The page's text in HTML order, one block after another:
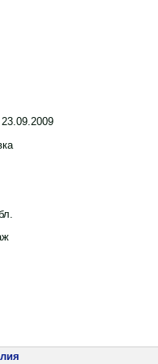
23.09.2009